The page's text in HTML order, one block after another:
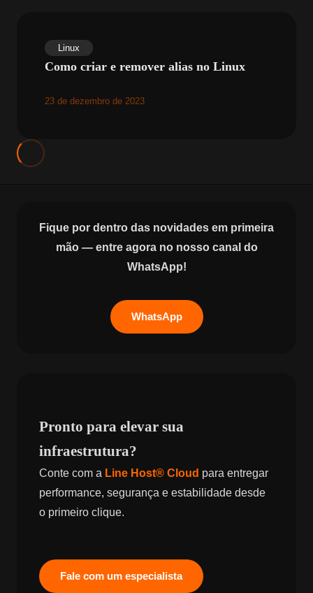
Linux
Como criar e remover alias no Linux
23 de dezembro de 2023
Fique por dentro das novidades em primeira
mão — entre agora no nosso canal do
WhatsApp!
WhatsApp
Pronto para elevar sua
infraestrutura?
Conte com a Line Host® Cloud para entregar
performance, segurança e estabilidade desde
o primeiro clique.
Fale com um especialista